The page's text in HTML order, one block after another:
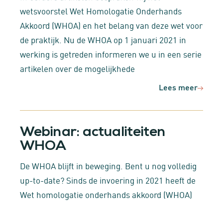
wetsvoorstel Wet Homologatie Onderhands
Akkoord (WHOA) en het belang van deze wet voor
de praktijk. Nu de WHOA op 1 januari 2021 in
werking is getreden informeren we u in een serie
artikelen over de mogelijkhede
Lees meer
Webinar: actualiteiten
WHOA
De WHOA blijft in beweging. Bent u nog volledig
up-to-date? Sinds de invoering in 2021 heeft de
Wet homologatie onderhands akkoord (WHOA)